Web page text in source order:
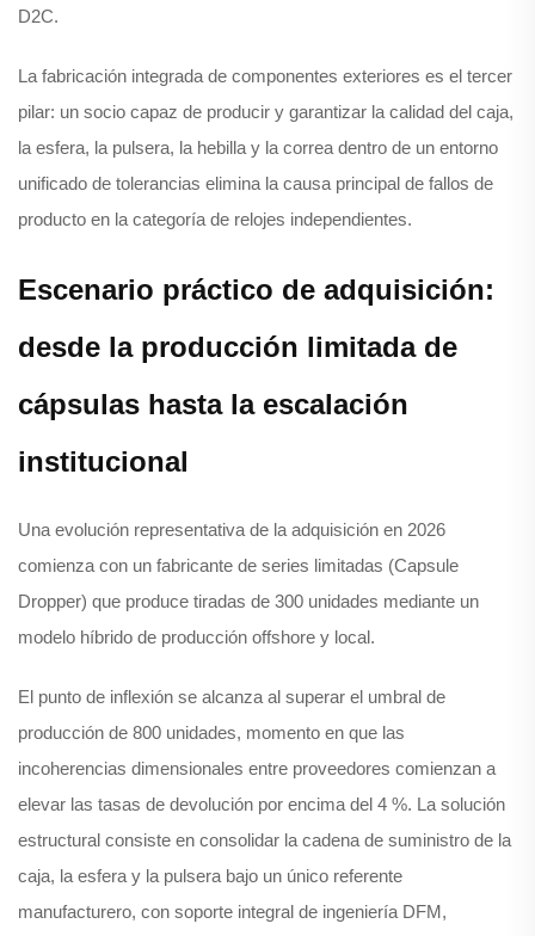
D2C.
La fabricación integrada de componentes exteriores es el tercer
pilar: un socio capaz de producir y garantizar la calidad del caja,
la esfera, la pulsera, la hebilla y la correa dentro de un entorno
unificado de tolerancias elimina la causa principal de fallos de
producto en la categoría de relojes independientes.
Escenario práctico de adquisición:
desde la producción limitada de
cápsulas hasta la escalación
institucional
Una evolución representativa de la adquisición en 2026
comienza con un fabricante de series limitadas (Capsule
Dropper) que produce tiradas de 300 unidades mediante un
modelo híbrido de producción offshore y local.
El punto de inflexión se alcanza al superar el umbral de
producción de 800 unidades, momento en que las
incoherencias dimensionales entre proveedores comienzan a
elevar las tasas de devolución por encima del 4 %. La solución
estructural consiste en consolidar la cadena de suministro de la
caja, la esfera y la pulsera bajo un único referente
manufacturero, con soporte integral de ingeniería DFM,